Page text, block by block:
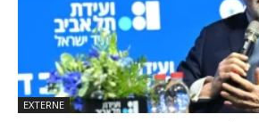
EXTERNE